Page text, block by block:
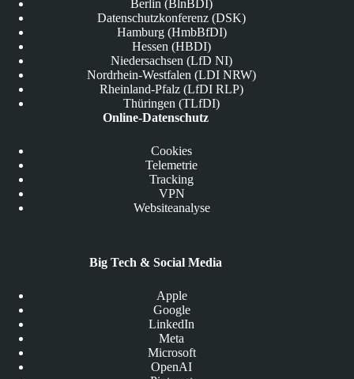
Berlin (BlnBDI)
Datenschutzkonferenz (DSK)
Hamburg (HmbBfDI)
Hessen (HBDI)
Niedersachsen (LfD NI)
Nordrhein-Westfalen (LDI NRW)
Rheinland-Pfalz (LfDI RLP)
Thüringen (TLfDI)
Online-Datenschutz
Cookies
Telemetrie
Tracking
VPN
Websiteanalyse
Big Tech & Social Media
Apple
Google
LinkedIn
Meta
Microsoft
OpenAI